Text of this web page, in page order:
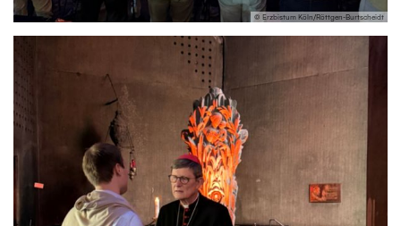
© Erzbistum Köln/Röttgen-Burtscheidt